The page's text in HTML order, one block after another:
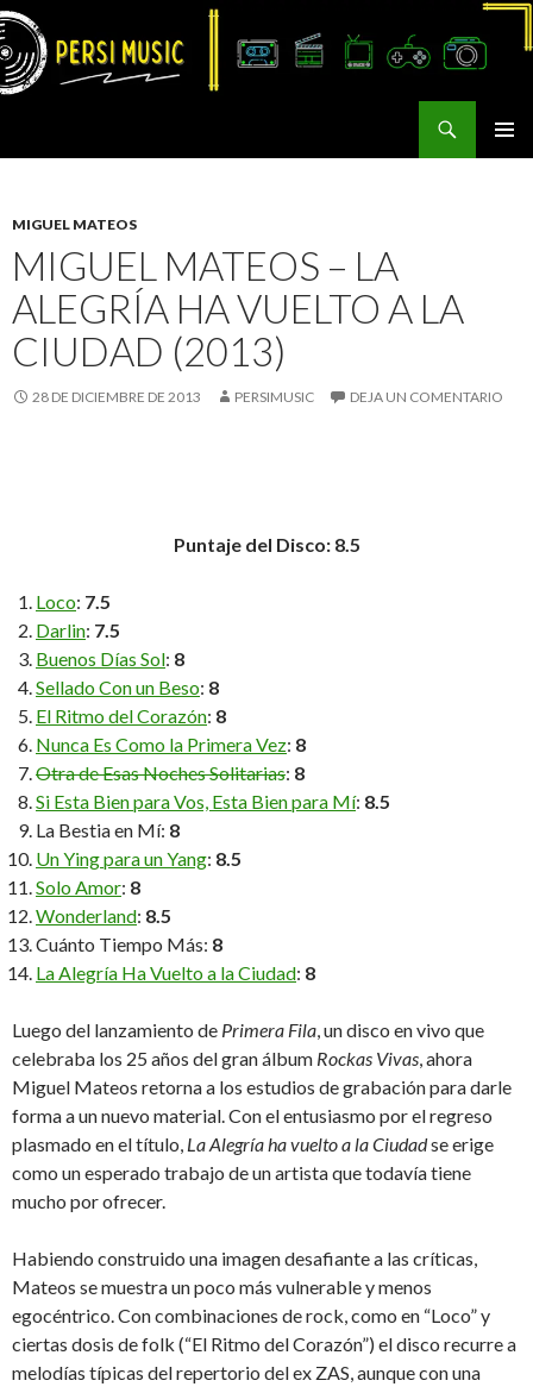
MIGUEL MATEOS
MIGUEL MATEOS – LA
ALEGRÍA HA VUELTO A LA
CIUDAD (2013)
28 DE DICIEMBRE DE 2013 PERSIMUSIC DEJA UN COMENTARIO
Puntaje del Disco: 8.5
Loco: 7.5
Darlin: 7.5
Buenos Días Sol: 8
Sellado Con un Beso: 8
El Ritmo del Corazón: 8
Nunca Es Como la Primera Vez: 8
Otra de Esas Noches Solitarias: 8
Si Esta Bien para Vos, Esta Bien para Mí: 8.5
La Bestia en Mí: 8
Un Ying para un Yang: 8.5
Solo Amor: 8
Wonderland: 8.5
Cuánto Tiempo Más: 8
La Alegría Ha Vuelto a la Ciudad: 8
Luego del lanzamiento de Primera Fila, un disco en vivo que
celebraba los 25 años del gran álbum Rockas Vivas, ahora
Miguel Mateos retorna a los estudios de grabación para darle
forma a un nuevo material. Con el entusiasmo por el regreso
plasmado en el título, La Alegría ha vuelto a la Ciudadse erige
como un esperado trabajo de un artista que todavía tiene
mucho por ofrecer.
Habiendo construido una imagen desafiante a las críticas,
Mateos se muestra un poco más vulnerable y menos
egocéntrico. Con combinaciones de rock, como en “Loco” y
ciertas dosis de folk (“El Ritmo del Corazón”) el disco recurre a
melodías típicas del repertorio del ex ZAS, aunque con una